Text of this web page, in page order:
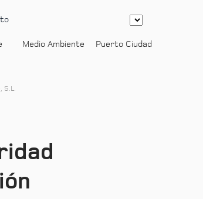
Medio Ambiente Puerto Ciudad
S.L.